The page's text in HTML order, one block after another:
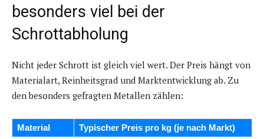
besonders viel bei der
Schrottabholung
Nicht jeder Schrott ist gleich viel wert. Der Preis hängt von
Materialart, Reinheitsgrad und Marktentwicklung ab. Zu
den besonders gefragten Metallen zählen:
Material
Typischer Preis pro kg (je nach Markt)